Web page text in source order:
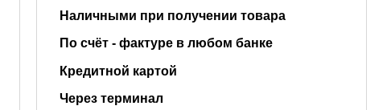
Наличными при получении товара
По счёт - фактуре в любом банке
Кредитной картой
Через терминал